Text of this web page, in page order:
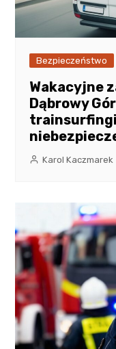
Bezpieczeństwo
Wakacyjne
Dąbrowy
Karol Kaczmarek